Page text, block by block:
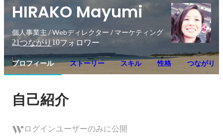
HIRAKO Mayumi
個人事業主 / Webディレクター / マーケティング
21つながり10フォロワー
プロフィール ストーリー スキル 性格 つながり
自己紹介
ログインユーザーのみに公開